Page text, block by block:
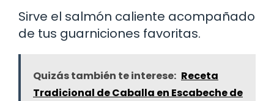
Sirve el salmón caliente acompañado
de tus guarniciones favoritas.
Quizás también te interese: Receta
Tradicional de Caballa en Escabeche de